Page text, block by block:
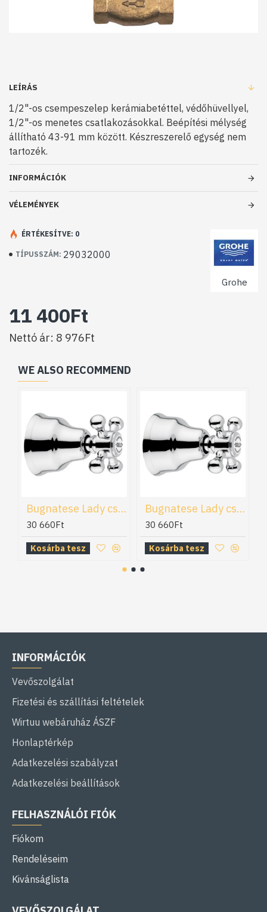
LEÍRÁS
1/2"-os csempeszelep kerámiabetéttel, védőhüvellyel,
1/2"-os menetes csatlakozásokkal. Beépítési mélység
állítható 43-91 mm között. Készreszerelő egység nem
tartozék.
INFORMÁCIÓK
VÉLEMÉNYEK
TÍPUSSZÁM: 29032000
Grohe
ÉRTÉKESÍTVE: 0
11 400Ft
Nettó ár: 8 976Ft
WE ALSO RECOMMEND
Bugnatese Lady csempeszelep (960)
30 660Ft
Kosárba tesz
Bugnatese Lady csempeszelep (962)
30 660Ft
Kosárba tesz
INFORMÁCIÓK
Vevőszolgálat
Fizetési és szállítási feltételek
Wirtuu webáruház ÁSZF
Honlaptérkép
Adatkezelési szabályzat
Adatkezelési beállítások
FELHASZNÁLÓI FIÓK
Fiókom
Rendeléseim
Kivánságlista